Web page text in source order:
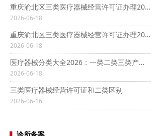
重庆渝北区三类医疗器械经营许可证办理2026：条件+材料+拿证攻略
2026-06-18
重庆渝北区三类医疗器械经营许可证办理2026：条件+材料+场地要求全攻略
2026-06-18
医疗器械分类大全2026：一类二类三类产品举例及最新调整
2026-06-18
三类医疗器械经营许可证和二类区别
2026-06-16